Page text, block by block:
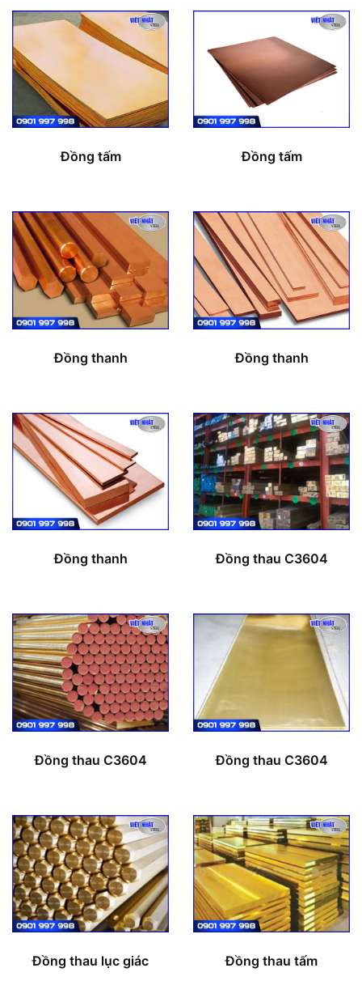
Đồng tấm Đồng tấm
Đồng thanh Đồng thanh
Đồng thanh Đồng thau C3604
Đồng thau C3604 Đồng thau C3604
Đồng thau lục giác Đồng thau tấm